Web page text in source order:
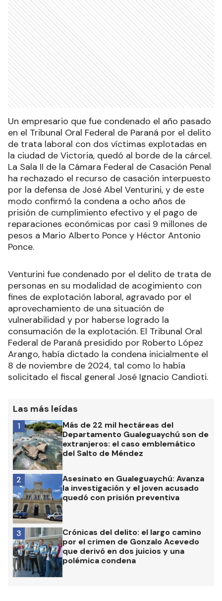
Un empresario que fue condenado el año pasado
en el Tribunal Oral Federal de Paraná por el delito
de trata laboral con dos víctimas explotadas en
la ciudad de Victoria, quedó al borde de la cárcel.
La Sala II de la Cámara Federal de Casación Penal
ha rechazado el recurso de casación interpuesto
por la defensa de José Abel Venturini, y de este
modo confirmó la condena a ocho años de
prisión de cumplimiento efectivo y el pago de
reparaciones económicas por casi 9 millones de
pesos a Mario Alberto Ponce y Héctor Antonio
Ponce.
Venturini fue condenado por el delito de trata de
personas en su modalidad de acogimiento con
fines de explotación laboral, agravado por el
aprovechamiento de una situación de
vulnerabilidad y por haberse logrado la
consumación de la explotación. El Tribunal Oral
Federal de Paraná presidido por Roberto López
Arango, había dictado la condena inicialmente el
8 de noviembre de 2024, tal como lo había
solicitado el fiscal general José Ignacio Candioti.
Las más leídas
Más de 22 mil hectáreas del
Departamento Gualeguaychú son de
extranjeros: el caso emblemático
del Salto de Méndez
1
Asesinato en Gualeguaychú: Avanza
la investigación y el joven acusado
quedó con prisión preventiva
2
Crónicas del delito: el largo camino
por el crimen de Gonzalo Acevedo
que derivó en dos juicios y una
polémica condena
3